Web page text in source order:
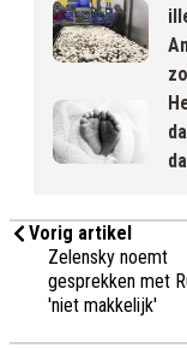
Vorig artikel
Zelensky noemt
gesprekken met
'niet makkelijk'